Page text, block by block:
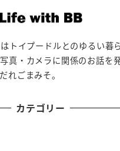
トイプードルとのゆるい暮
真・カメラに関係のお話を
れごまみそ。
カテゴリー